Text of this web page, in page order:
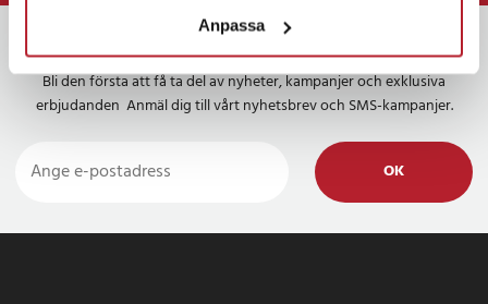
Anpassa
Nyhetsbrev
Bli den första att få ta del av nyheter, kampanjer och exklusiva
erbjudanden Anmäl dig till vårt nyhetsbrev och SMS-kampanjer.
OK